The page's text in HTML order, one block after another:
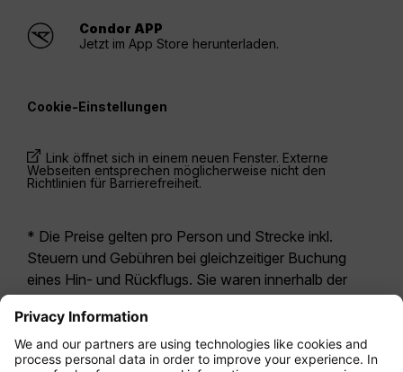
Condor APP
Jetzt im App Store herunterladen.
Cookie-Einstellungen
Link öffnet sich in einem neuen Fenster. Externe
Webseiten entsprechen möglicherweise nicht den
Richtlinien für Barrierefreiheit.
* Die Preise gelten pro Person und Strecke inkl.
Steuern und Gebühren bei gleichzeitiger Buchung
eines Hin- und Rückflugs. Sie waren innerhalb der
möglicherweise nicht mehr aktuell. Bei den für die
Economy Class angegebenen Tarifen handelt es
sich i.d.R. um Economy Zero, unsere restriktivste